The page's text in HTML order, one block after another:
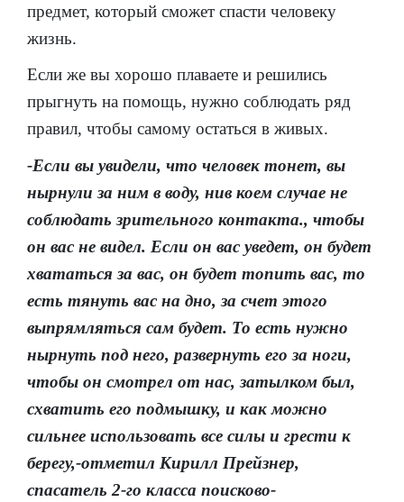
предмет, который сможет спасти человеку
жизнь.
Если же вы хорошо плаваете и решились
прыгнуть на помощь, нужно соблюдать ряд
правил, чтобы самому остаться в живых.
-Если вы увидели, что человек тонет, вы
нырнули за ним в воду, нив коем случае не
соблюдать зрительного контакта., чтобы
он вас не видел. Если он вас уведет, он будет
хвататься за вас, он будет топить вас, то
есть тянуть вас на дно, за счет этого
выпрямляться сам будет. То есть нужно
нырнуть под него, развернуть его за ноги,
чтобы он смотрел от нас, затылком был,
схватить его подмышку, и как можно
сильнее использовать все силы и грести к
берегу,-отметил Кирилл Прейзнер,
спасатель 2-го класса поисково-